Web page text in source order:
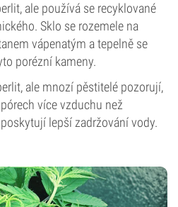
ale používá se recyklované
Sklo se rozemele na
vápenatým a tepelně se
porézní kameny.
ale mnozí pěstitelé pozorují,
více vzduchu než
lepší zadržování vody.